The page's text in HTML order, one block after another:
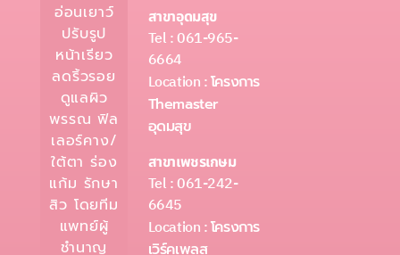
อ่อนเยาว์
ปรับรูป
หน้าเรียว
ลดริ้วรอย
ดูแลผิว
พรรณ ฟิล
เลอร์คาง/
ใต้ตา ร่อง
แก้ม รักษา
สิว โดยทีม
แพทย์ผู้
ชำนาญ
สาขาอุดมสุข
Tel : 061-965-
6664
Location :โครงการ
Themaster
อุดมสุข
สาขาเพชรเกษม
Tel : 061-242-
6645
Location :โครงการ
เวิร์คเพลส